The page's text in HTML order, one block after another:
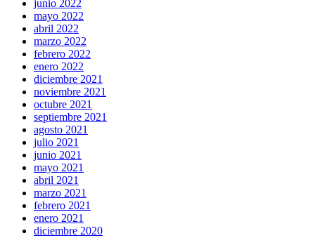
junio 2022
mayo 2022
abril 2022
marzo 2022
febrero 2022
enero 2022
diciembre 2021
noviembre 2021
octubre 2021
septiembre 2021
agosto 2021
julio 2021
junio 2021
mayo 2021
abril 2021
marzo 2021
febrero 2021
enero 2021
diciembre 2020